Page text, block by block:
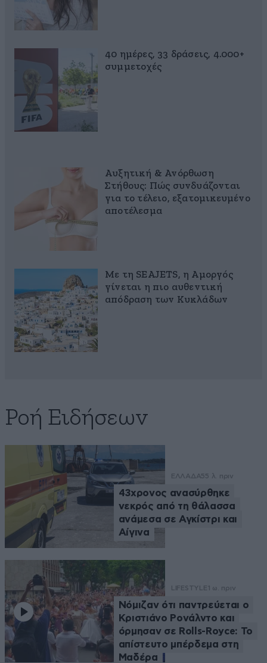
40 ημέρες, 33 δράσεις, 4.000+
συμμετοχές
Αυξητική & Ανόρθωση
Στήθους: Πώς συνδυάζονται
για το τέλειο, εξατομικευμένο
αποτέλεσμα
Με τη SEAJETS, η Αμοργός
γίνεται η πιο αυθεντική
απόδραση των Κυκλάδων
Ροή Ειδήσεων
ΕΛΛΑΔΑ55 λ. πριν
43χρονος ανασύρθηκε
νεκρός από τη θάλασσα
ανάμεσα σε Αγκίστρι και
Αίγινα
LIFESTYLE 1 ω. πριν
Νόμιζαν ότι παντρεύεται ο
Κριστιάνο Ρονάλντο και
όρμησαν σε Rolls-Royce: Το
απίστευτο μπέρδεμα στη
Μαδέρα